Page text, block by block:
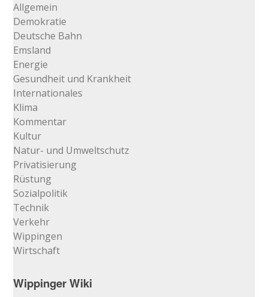
Allgemein
Demokratie
Deutsche Bahn
Emsland
Energie
Gesundheit und Krankheit
Internationales
Klima
Kommentar
Kultur
Natur- und Umweltschutz
Privatisierung
Rüstung
Sozialpolitik
Technik
Verkehr
Wippingen
Wirtschaft
Wippinger Wiki